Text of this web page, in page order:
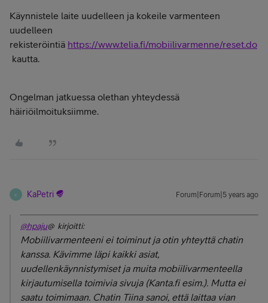
Käynnistele laite uudelleen ja kokeile varmenteen
uudelleen
rekisteröintiä https://www.telia.fi/mobiilivarmenne/reset.do
kautta.
Ongelman jatkuessa olethan yhteydessä
häiriöilmoituksiimme.
K KaPetri Forum|Forum|5 years ago
@hpaju@ kirjoitti:
Mobiilivarmenteeni ei toiminut ja otin yhteyttä chatin
kanssa. Kävimme läpi kaikki asiat,
uudellenkäynnistymiset ja muita mobiilivarmenteella
kirjautumisella toimivia sivuja (Kanta.fi esim.). Mutta ei
saatu toimimaan. Chatin Tiina sanoi, että laittaa vian